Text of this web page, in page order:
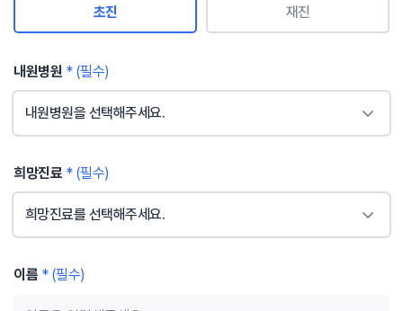
초진 재진
내원병원 * (필수)
내원병원을 선택해주세요.
희망진료 * (필수)
희망진료를 선택해주세요.
이름 * (필수)